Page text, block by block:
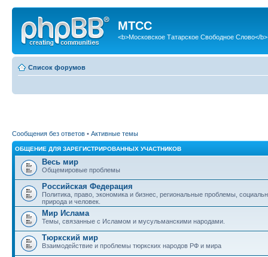
МТСС
<b>Московское Татарское Свободное Слово</b>
Список форумов
Сообщения без ответов • Активные темы
ОБЩЕНИЕ ДЛЯ ЗАРЕГИСТРИРОВАННЫХ УЧАСТНИКОВ
Весь мир
Общемировые проблемы
Российская Федерация
Политика, право, экономика и бизнес, региональные проблемы,
природа и человек.
Мир Ислама
Темы, связанные с Исламом и мусульманскими народами.
Тюркский мир
Взаимодействие и проблемы тюркских народов РФ и мира